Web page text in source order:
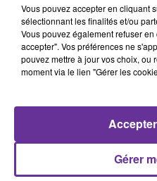
LB
JOURNAL DU LIBAN
LE JOURNAL DU LIBAN DU
0:00
Vous pouvez accepter en cliquant
sélectionnant les finalités et/ou
Vous pouvez également refuser
accepter". Vos préférences ne
pouvez mettre à jour vos choix, ou
moment via le lien "Gérer les
Gérer